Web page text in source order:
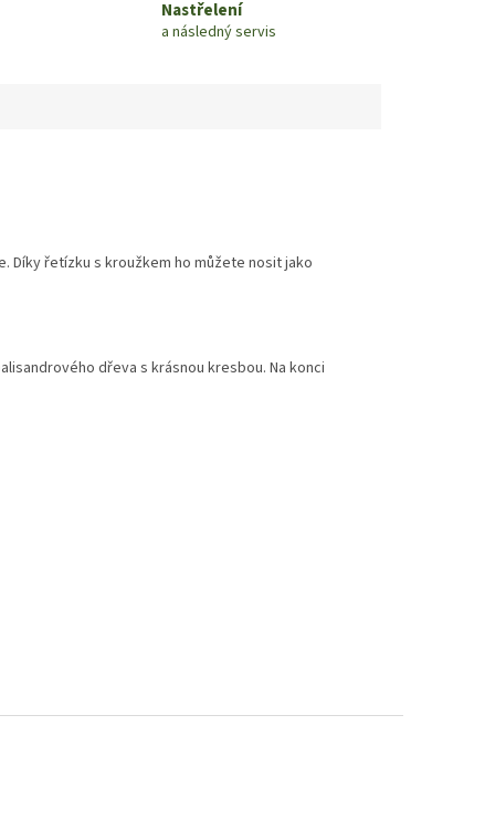
Nastřelení
a následný servis
Díky řetízku s kroužkem ho můžete nosit jako
dřeva s krásnou kresbou. Na konci